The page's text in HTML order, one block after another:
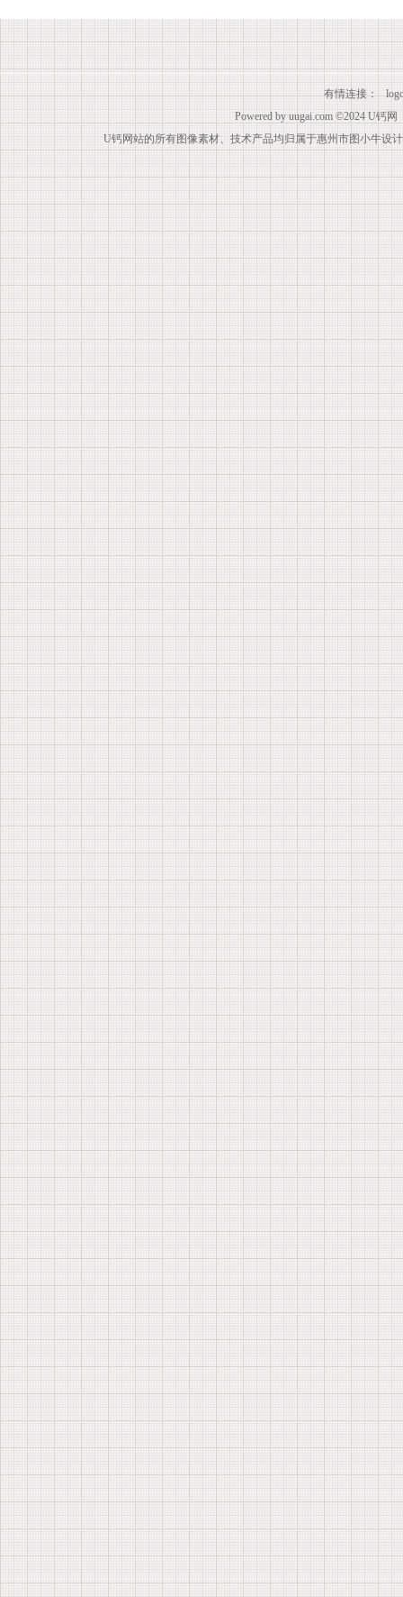
有情连接：
Powered by uugai.com ©2024 U钙网
U钙网站的所有图像素材、技术产品均归属于惠州市图小牛设